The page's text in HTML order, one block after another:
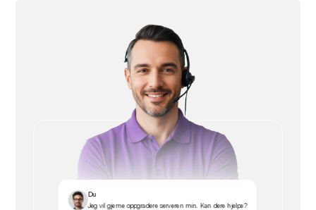
Du
Jeg vil gjerne oppgradere serveren min. Kan dere hjelpe?